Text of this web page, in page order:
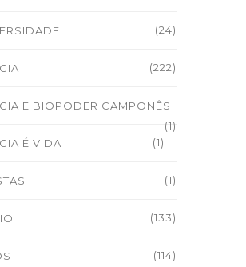
(24)
(222)
E BIOPODER CAMPONÊS
(1)
É VIDA
(1)
(1)
(133)
(114)